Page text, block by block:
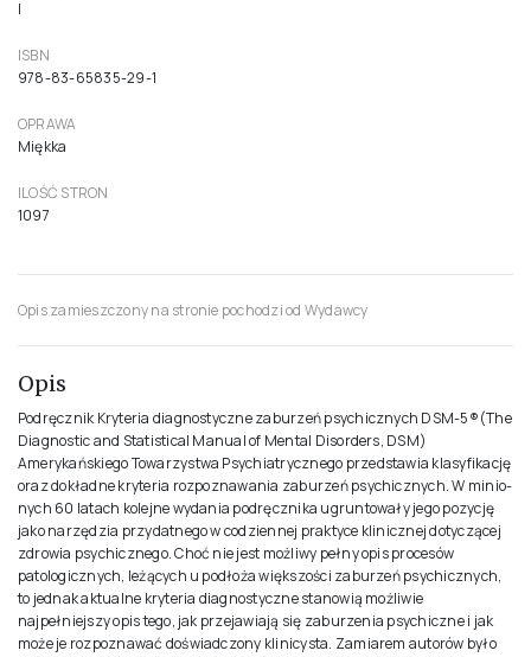
I
ISBN
978-83-65835-29-1
OPRAWA
Miękka
ILOŚĆ STRON
1097
Opis zamieszczony na stronie pochodzi od Wydawcy
Opis
Podręcznik Kryteria diagnostyczne zaburzeń psychicznych DSM-5®(The
Diagnostic and Statistical Manual of Mental Disorders, DSM)
Amerykańskiego Towarzystwa Psychiatrycznego przedstawia klasyfikację
oraz dokładne kryteria rozpoznawania zaburzeń psychicznych. W minio­
nych 60 latach kolejne wydania podręcznika ugruntowały jego pozycję
jako narzędzia przydat­nego w codziennej praktyce klinicznej dotyczącej
zdrowia psychicznego. Choć nie jest możliwy pełny opis procesów
patologicznych, leżących u podłoża większości zaburzeń psychicznych,
to jednak aktualne kryteria diagnostyczne stanowią możliwie
najpełniejszy opis tego, jak przeja­wiają się zaburzenia psychiczne i jak
może je rozpoznawać doświadczony klinicysta. Zamiarem autorów było